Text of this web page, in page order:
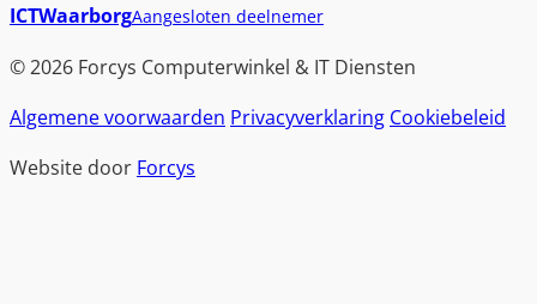
ICTWaarborgAangesloten deelnemer
© 2026 Forcys Computerwinkel & IT Diensten
Algemene voorwaarden Privacyverklaring Cookiebeleid
Website door Forcys